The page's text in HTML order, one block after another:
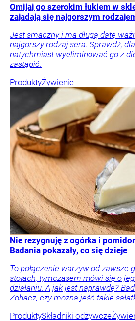
Omijaj go szerokim łukiem w
zajadają się najgorszym
Jest smaczny i ma długą datę
najgorszy rodzaj sera. Sprawdź,
natychmiast wyeliminować go z
zastąpić.
ProduktyŻywienie
Nie rezygnuję z ogórka i
Badania pokazały, co się dzieje
To połączenie warzyw od zawsze
stołach, tymczasem mówi się o
działaniu. A jak jest naprawdę?
Zobacz, czy można jeść takie
ProduktySkładniki odżywcze